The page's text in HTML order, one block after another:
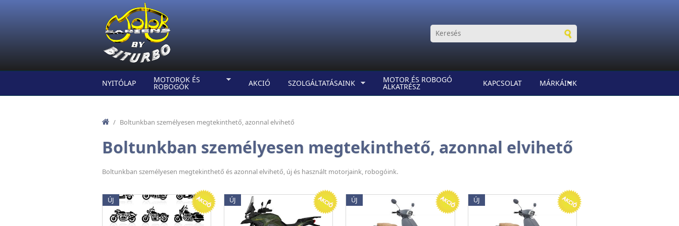
NYITÓLAP MOTOROK ÉS
ROBOGÓK AKCIÓ SZOLGÁLTATÁSAINK MOTOR ÉS ROBOGÓ
ALKATRÉSZ KAPCSOLAT MÁRKÁINK
/ Boltunkban személyesen megtekinthető, azonnal elvihető
Boltunkban személyesen megtekinthető, azonnal elvihető
Boltunkban személyesen megtekinthető és azonnal elvihető, új és használt motorjaink, robogóink.
ÚJ ÚJ ÚJ ÚJ